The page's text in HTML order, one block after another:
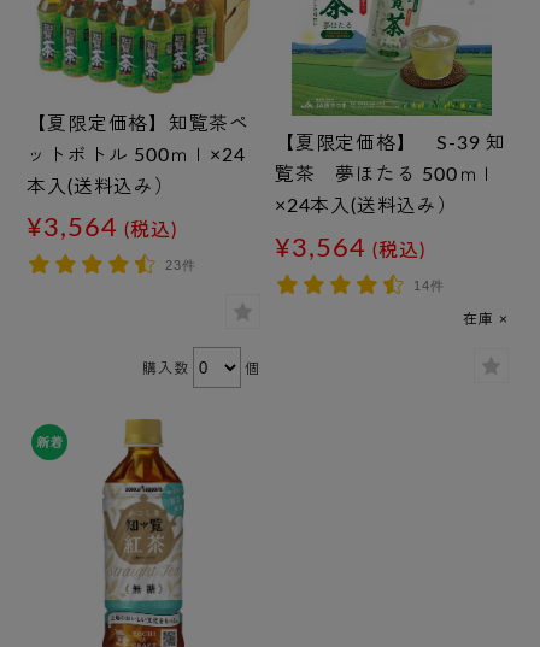
【夏限定価格】知覧茶ペ
ットボトル 500ｍｌ×24
本入(送料込み）
¥3,564 (税込)
23件
購入数 個
【夏限定価格】 S-39 知
覧茶 夢ほたる 500ｍｌ
×24本入(送料込み）
¥3,564 (税込)
14件
在庫 ×